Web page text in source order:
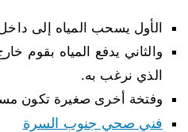
الأول يسحب المياه إلى
والثاني يدفع المياه بقوم
الذي نرغب به.
وفتخة أخرى صغيرة تكون
فني صحي جنوب السرة